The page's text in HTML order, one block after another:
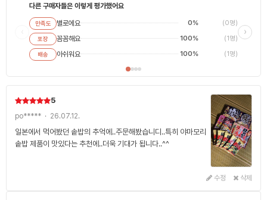
다른 구매자들은 이렇게 평가했어요
만족도 별로에요 0% (0명)
포장 꼼꼼해요 100% (1명)
배송 아쉬워요 100% (1명)
별로에
평범해
›
5
po***** · 26.07.12.
일본에서 먹어봤던 솥밥의 추억에..주문해봤습니디..특히 야마모리
솥밥 제품이 맛있다는 추천에..더욱 기대가 됩니다..^^
수정 삭제